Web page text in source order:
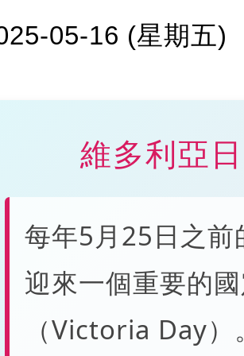
05-16 (星期五)
維多利亞
每年5月25日之
迎來一個重要的
（Victoria Day